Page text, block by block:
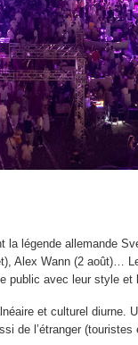
légende allemande
Alex Wann (2 août)…
public avec leur style et
et culturel
de l’étranger (touristes